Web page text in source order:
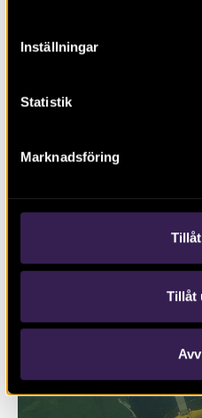
Inställningar
Statistik
Marknadsföring
Tillåt
RAPPORT 2017:127
Trafikplats Lunds